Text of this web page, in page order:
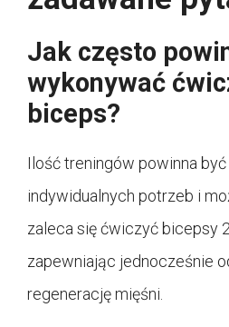
Jak często
wykonywać
biceps?
Ilość treningów powinna
indywidualnych potrzeb i
zaleca się ćwiczyć bicepsy
zapewniając jednocześnie
regenerację mięśni.